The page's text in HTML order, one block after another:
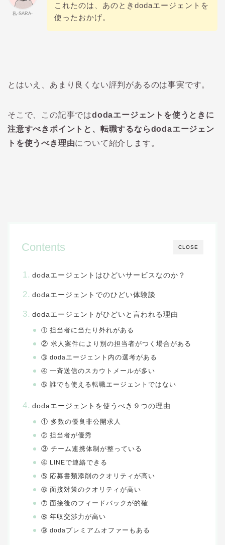
私-SARA-
これたのは、あのとき dodaエージェントを
使ったおかげ。
とはいえ、あまり良くない評判があるのは事実です。
そこで、この記事ではdodaエージェントを使うときに
注意すべきポイントと、転職するならdodaエージェン
トを使うべき理由について紹介します。
CLOSE
Contents
doda エージェントはひどいサービスなのか？
doda エージェントでのひどい体験談
doda エージェントがひどいと言われる理由
①担当者に当たり外れがある
② 求人案件により別の担当者がつく場合がある
③ doda エージェント内の選考がある
④一斉送信のスカウトメールが多い
⑤誰でも使える転職エージェントではない
doda エージェントを使うべき９つの理由
① 多数の優良非公開求人
②担当者が優秀
③ チーム連携体制が整っている
④ LINEで連絡できる
⑤ 応募書類添削のクオリティが高い
⑥面接対策のクオリティが高い
⑦面接後のフィードバックが的確
⑧年収交渉力が高い
⑨ doda プレミアムオファーもある